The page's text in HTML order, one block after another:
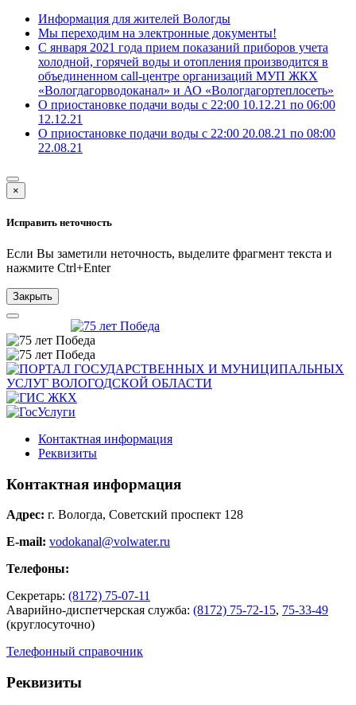
Информация для жителей Вологды
Мы переходим на электронные документы!
С января 2021 года прием показаний приборов учета
холодной, горячей воды и отопления производится в
объединенном call-центре организаций МУП ЖКХ
«Вологдагорводоканал» и АО «Вологдагортеплосеть»
О приостановке подачи воды с 22:00 10.12.21 по 06:00
12.12.21
О приостановке подачи воды с 22:00 20.08.21 по 08:00
22.08.21
×
Исправить неточность
Если Вы заметили неточность, выделите фрагмент текста и
нажмите Ctrl+Enter
Закрыть
Контактная информация
Реквизиты
Контактная информация
Адрес: г. Вологда, Советский проспект 128
E-mail: vodokanal@volwater.ru
Телефоны:
Секретарь: (8172) 75-07-11
Аварийно-диспетчерская служба: (8172) 75-72-15, 75-33-49
(круглосуточно)
Телефонный справочник
Реквизиты